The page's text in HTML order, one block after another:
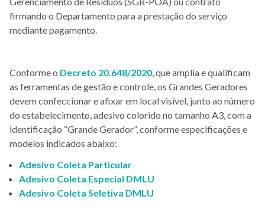
firmando o Departamento para a prestação do serviço
mediante pagamento.
Conforme o Decreto 20.648/2020, que amplia e qualificam
as ferramentas de gestão e controle, os Grandes Geradores
devem confeccionar e afixar em local visível, junto ao número
do estabelecimento, adesivo colorido no tamanho A3, com a
identificação “Grande Gerador”, conforme especificações e
modelos indicados abaixo:
Adesivo Coleta Particular
Adesivo Coleta Especial DMLU
Adesivo Coleta Seletiva DMLU